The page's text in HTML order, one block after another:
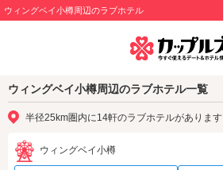
ウィングベイ小樽周辺のラブホテル
ウィングベイ小樽周辺のラブホテル一覧
半径25km圏内に14軒のラブホテルがあります
ウィングベイ小樽